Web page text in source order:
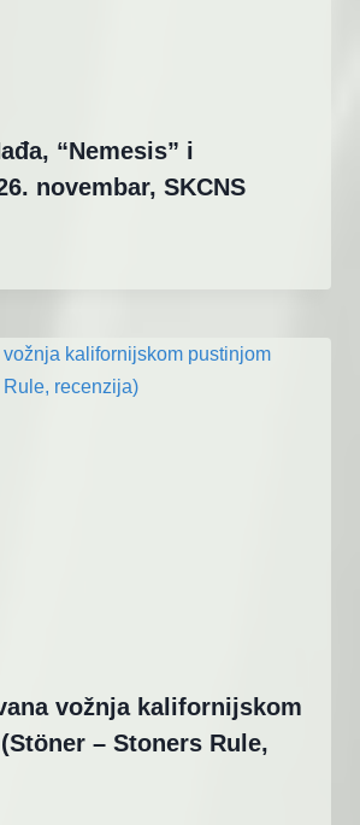
“Nemesis” i
novembar, SKCNS
vožnja kalifornijskom
– Stoners Rule,